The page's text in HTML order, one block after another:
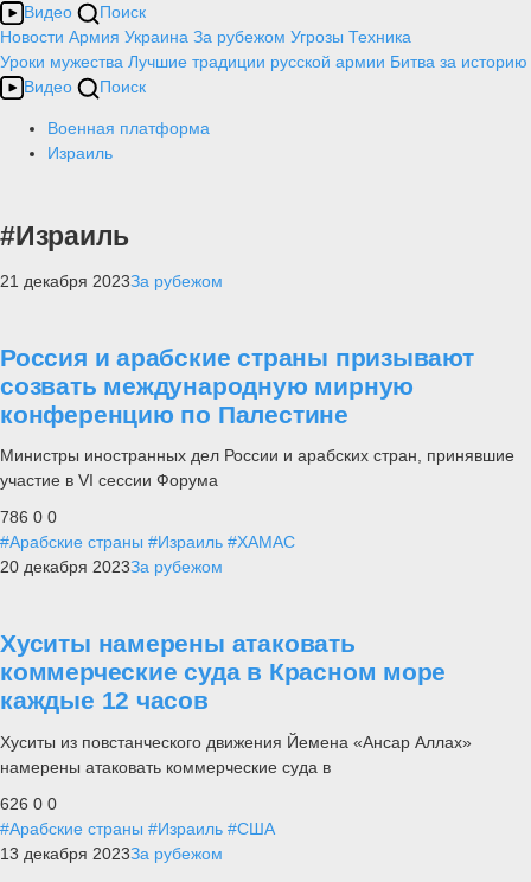
Видео
Поиск
Новости Армия Украина За рубежом Угрозы Техника
Уроки мужества Лучшие традиции русской армии Битва за историю
Видео
Поиск
Военная платформа
Израиль
#Израиль
21 декабря 2023За рубежом
Россия и арабские страны призывают
созвать международную мирную
конференцию по Палестине
Министры иностранных дел России и арабских стран, принявшие
участие в VI сессии Форума
786 0 0
#Арабские страны #Израиль #ХАМАС
20 декабря 2023За рубежом
Хуситы намерены атаковать
коммерческие суда в Красном море
каждые 12 часов
Хуситы из повстанческого движения Йемена «Ансар Аллах»
намерены атаковать коммерческие суда в
626 0 0
#Арабские страны #Израиль #США
13 декабря 2023За рубежом